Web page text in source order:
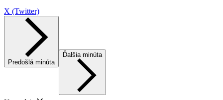
X (Twitter)
Predošlá minúta
Ďalšia minúta